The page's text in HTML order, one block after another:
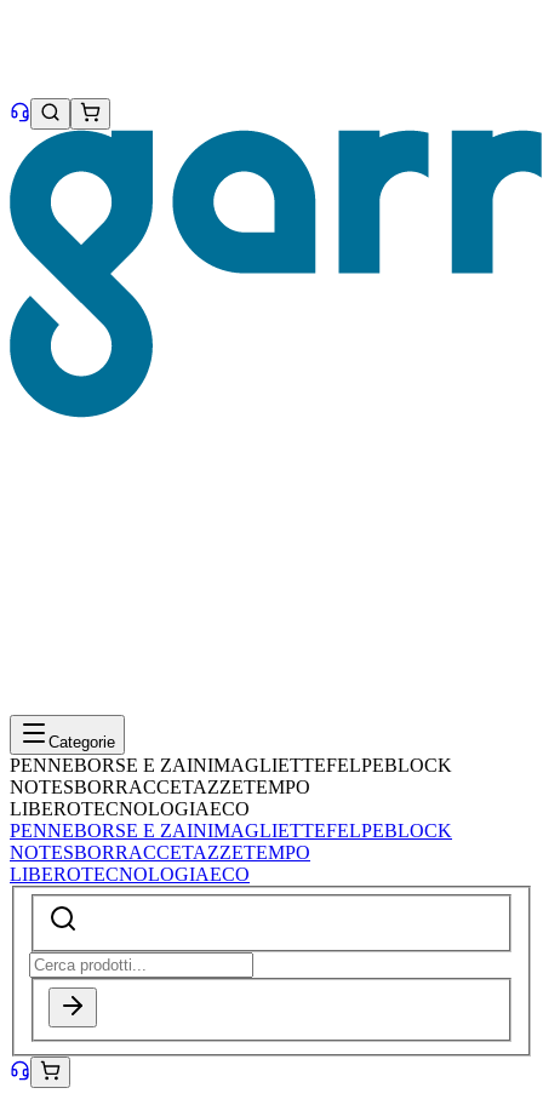
Categorie
PENNEBORSE E ZAINIMAGLIETTEFELPEBLOCK
NOTESBORRACCETAZZETEMPO
LIBEROTECNOLOGIAECO
PENNEBORSE E ZAINIMAGLIETTEFELPEBLOCK
NOTESBORRACCETAZZETEMPO
LIBEROTECNOLOGIAECO